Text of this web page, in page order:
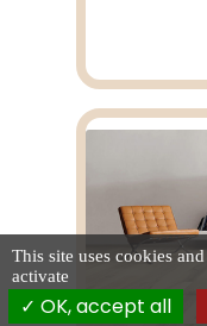
This site uses cookies
activate
OK, accept all